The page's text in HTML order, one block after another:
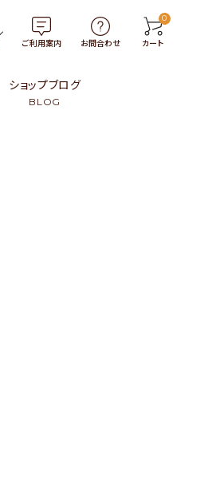
ご利用案内 お問合わせ
0
カート
ショップブログ
BLOG